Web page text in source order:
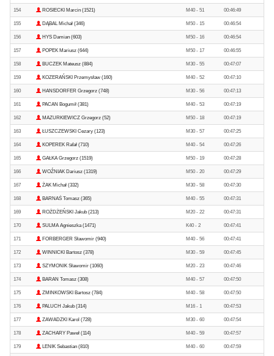
154 ROSIECKI Marcin (1521) M40 - 51 00:46:49
155 DĄBAL Michał (346) M50 - 15 00:46:54
156 HYS Damian (603) M50 - 16 00:46:54
157 POPEK Mariusz (644) M50 - 17 00:46:55
158 BUCZEK Mateusz (884) M30 - 55 00:47:07
159 KOZERAŃSKI Przemysław (160) M40 - 52 00:47:10
160 HANSDORFER Grzegorz (748) M30 - 56 00:47:13
161 PACAN Bogumił (381) M40 - 53 00:47:19
162 MAZURKIEWICZ Grzegorz (52) M50 - 18 00:47:19
163 ŁUSZCZEWSKI Cezary (123) M30 - 57 00:47:25
164 KOPEREK Rafał (710) M40 - 54 00:47:26
165 GAŁKA Grzegorz (1519) M50 - 19 00:47:28
166 WOŹNIAK Dariusz (1319) M50 - 20 00:47:29
167 ŻAK Michał (332) M30 - 58 00:47:30
168 BARNAŚ Tomasz (365) M40 - 55 00:47:31
169 ROŻDŻEŃSKI Jakub (213) M20 - 22 00:47:31
170 SULMA Agnieszka (1471) K40 - 2 00:47:41
171 FORBERGER Sławomir (940) M40 - 56 00:47:41
172 WINNICKI Bartosz (378) M30 - 59 00:47:45
173 SZYMONIK Sławomir (1060) M20 - 23 00:47:46
174 BARAN Tomasz (308) M40 - 57 00:47:50
175 ZMINKOWSKI Bartosz (784) M40 - 58 00:47:50
176 PALUCH Jakub (314) M16 - 1 00:47:53
177 ZAWADZKI Karol (728) M30 - 60 00:47:54
178 ZACHARY Paweł (114) M40 - 59 00:47:57
179 LENIK Sebastian (810) M40 - 60 00:47:59